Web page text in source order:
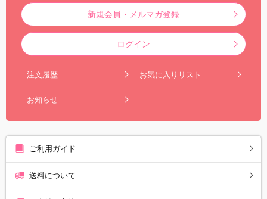
新規会員・メルマガ登録
ログイン
注文履歴 お気に入りリスト
お知らせ
ご利用ガイド
送料について